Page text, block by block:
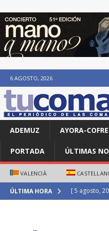
6 AGOSTO, 2026
ADEMUZ AYORA-
PORTADA ÚLTIMAS
VALENCIÀ
ÚLTIMA HORA [ 5 agosto,